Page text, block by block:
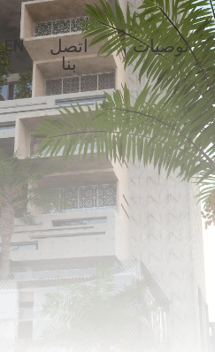
توصيات اتصل
بنا
EN